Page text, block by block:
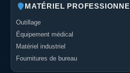
MATÉRIEL
Outillage
Équipement médical
Matériel industriel
Fournitures de bureau